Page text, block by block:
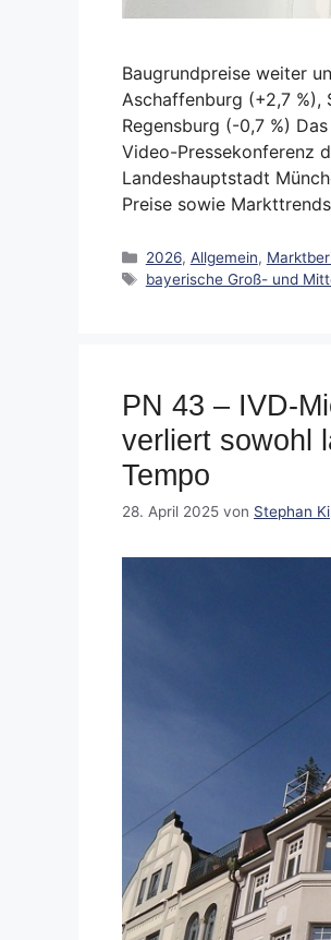
Baugrundpreise weiter
Aschaffenburg (+2,7 %),
Regensburg (-0,7 %)
Video-Pressekonferenz
Landeshauptstadt
Preise sowie
Kategorien
2026, Allgemein,
Schlagwörter
bayerische Groß- und
PN 43 – IVD-
verliert sowohl
Tempo
28. April 2025 von Stephan